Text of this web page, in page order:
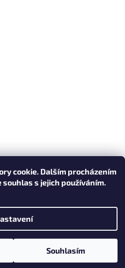
cookie. Dalším procházením
s jejich používáním.
Souhlasím